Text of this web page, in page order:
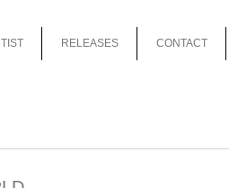
RELEASES CONTACT